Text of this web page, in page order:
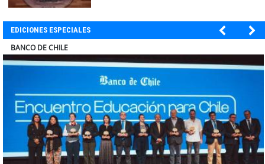
EDICIONES ESPECIALES
ELECTROLUX